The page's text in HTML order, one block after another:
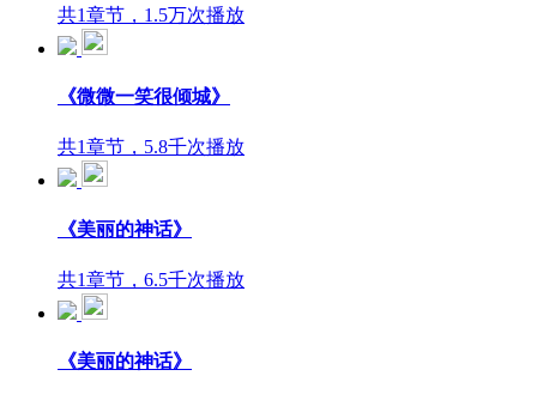
共1章节，1.5万次播放
《微微一笑很倾城》
共1章节，5.8千次播放
《美丽的神话》
共1章节，6.5千次播放
《美丽的神话》